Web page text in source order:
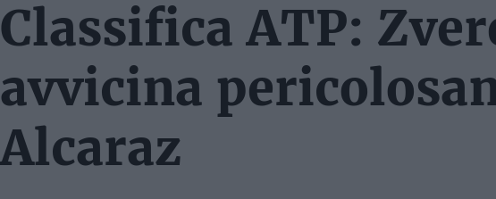
Classifica ATP:
avvicina
Alcaraz